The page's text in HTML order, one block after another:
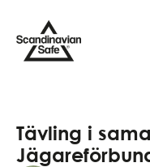
Tävling i